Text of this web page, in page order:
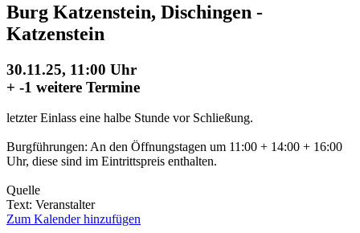
Burg Katzenstein, Dischingen -
Katzenstein
30.11.25, 11:00 Uhr
+ -1 weitere Termine
letzter Einlass eine halbe Stunde vor Schließung.
Burgführungen: An den Öffnungstagen um 11:00 + 14:00 + 16:00
Uhr, diese sind im Eintrittspreis enthalten.
Quelle
Text: Veranstalter
Zum Kalender hinzufügen